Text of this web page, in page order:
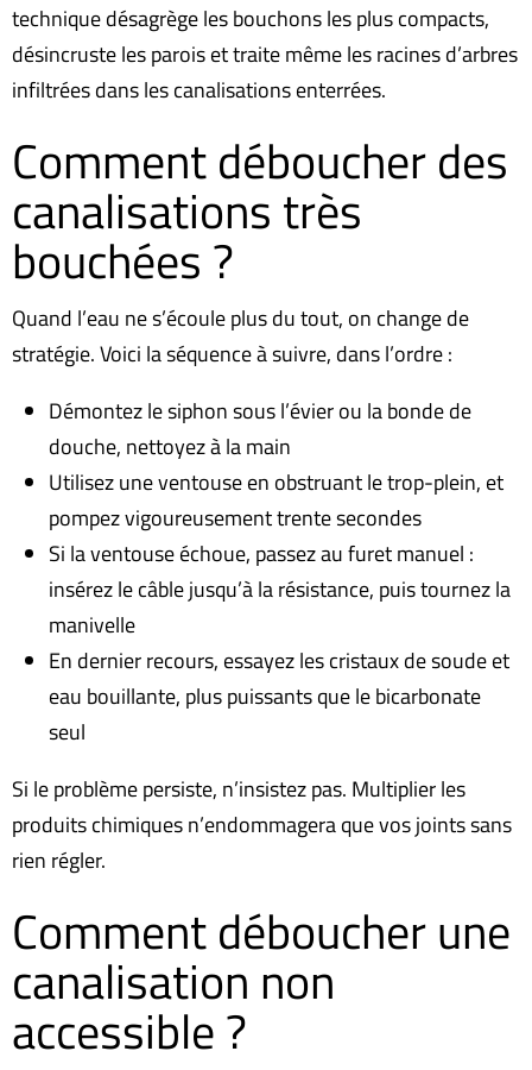
technique désagrège les bouchons les plus compacts,
désincruste les parois et traite même les racines d’arbres
infiltrées dans les canalisations enterrées.
Comment déboucher des
canalisations très
bouchées ?
Quand l’eau ne s’écoule plus du tout, on change de
stratégie. Voici la séquence à suivre, dans l’ordre :
Démontez le siphon sous l’évier ou la bonde de
douche, nettoyez à la main
Utilisez une ventouse en obstruant le trop-plein, et
pompez vigoureusement trente secondes
Si la ventouse échoue, passez au furet manuel :
insérez le câble jusqu’à la résistance, puis tournez la
manivelle
En dernier recours, essayez les cristaux de soude et
eau bouillante, plus puissants que le bicarbonate
seul
Si le problème persiste, n’insistez pas. Multiplier les
produits chimiques n’endommagera que vos joints sans
rien régler.
Comment déboucher une
canalisation non
accessible ?